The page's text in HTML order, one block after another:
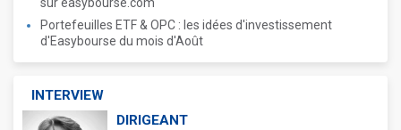
Portefeuilles ETF & OPC : les idées d'investissement
d'Easybourse du mois d'Août
INTERVIEW
DIRIGEANT